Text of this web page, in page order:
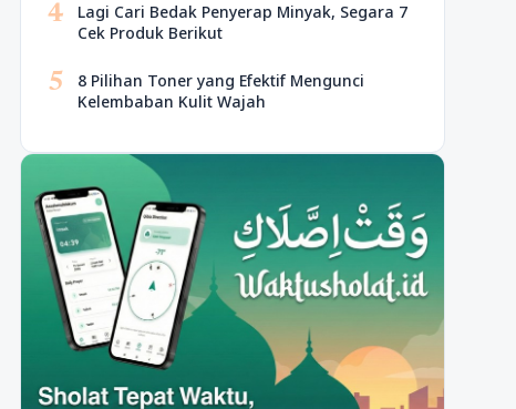
4
Lagi Cari Bedak Penyerap Minyak, Segara 7
Cek Produk Berikut
5
8 Pilihan Toner yang Efektif Mengunci
Kelembaban Kulit Wajah